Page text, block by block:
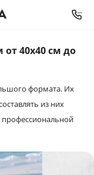
40х40 см до
формата. Их
из них